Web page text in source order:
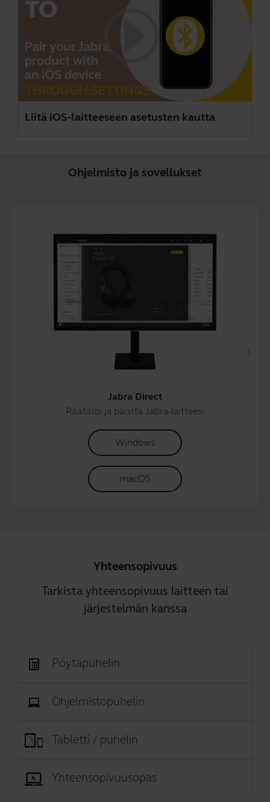
Liitä iOS-laitteeseen asetusten kautta
Ohjelmisto ja sovellukset
Jabra Direct
Räätälöi ja päivitä Jabra-laitteesi
Windows
macOS
Yhteensopivuus
Tarkista yhteensopivuus laitteen tai
järjestelmän kanssa
Pöytäpuhelin
Ohjelmistopuhelin
Tabletti / puhelin
Yhteensopivuusopas